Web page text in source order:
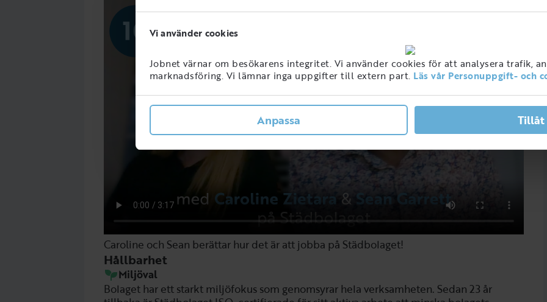
Vi använder cookies
Jobnet värnar om besökarens integritet. Vi använder cookies för att analysera trafik,
marknadsföring. Vi lämnar inga uppgifter till extern part. Läs vår Personuppgift- och
Anpassa Tillåt
Caroline och Sean berättar hur det är att jobba på Städbolaget!
Hållbarhet
Miljöval
Bolaget har ett starkt miljöfokus som genomsyrar hela verksamheten. Sedan 23 år